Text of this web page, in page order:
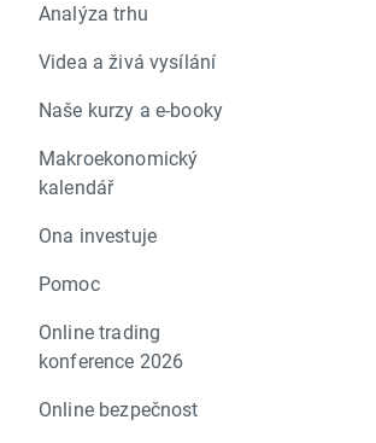
Analýza trhu
Videa a živá vysílání
Naše kurzy a e-booky
Makroekonomický
kalendář
Ona investuje
Pomoc
Online trading
konference 2026
Online bezpečnost